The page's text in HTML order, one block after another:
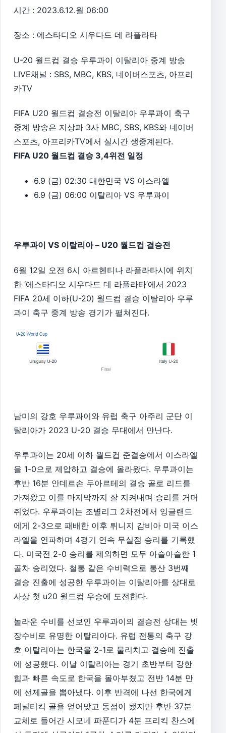
시간 : 2023.6.12.월 06:00
장소 : 에스타디오 시우다드 데 라플라타
U-20 월드컵 결승 우루과이 이탈리아 중계 방송
LIVE채널 : SBS, MBC, KBS, 네이버스포츠, 아프리
카TV
FIFA U20 월드컵 결승전 이탈리아 우루과이 축구
중계 방송은 지상파 3사 MBC, SBS, KBS와 네이버
스포츠, 아프리카TV에서 실시간 생중계된다.
FIFA U20 월드컵 결승 3,4위전 일정
6.9 (금) 02:30 대한민국 VS 이스라엘
6.9 (금) 06:00 이탈리아 VS 우루과이
우루과이 VS 이탈리아 – U20 월드컵 결승전
6월 12일 오전 6시 아르헨티나 라플라타시에 위치
한 ‘에스타디오 시우다드 데 라플라타’에서 2023
FIFA 20세 이하(U-20) 월드컵 결승 이탈리아 우루
과이 축구 중계 방송 경기가 펼쳐진다.
남미의 강호 우루과이와 유럽 축구 아주리 군단 이
탈리아가 2023 U-20 결승 무대에서 만난다.
우루과이는 20세 이하 월드컵 준결승에서 이스라엘
을 1-0으로 제압하고 결승에 올라왔다. 우루과이는
후반 16분 안데르손 두아르테의 결승 골로 리드를
가져왔고 이를 마지막까지 잘 지켜내며 승리를 거머
쥐었다. 우루과이는 조별리그 2차전에서 잉글랜드
에게 2-3으로 패배한 이후 튀니지 감비아 미국 이스
라엘을 연파하며 4경기 연속 무실점 승리를 기록했
다. 미국전 2-0 승리를 제외하면 모두 아슬아슬한 1
골차 승리였다. 철통 같은 수비력으로 통산 3번째
결승 진출에 성공한 우루과이는 이탈리아를 상대로
사상 첫 u20 월드컵 우승에 도전한다.
놀라운 수비를 선보인 우루과이의 결승전 상대는 빗
장수비로 유명한 이탈리아다. 유럽 전통의 축구 강
호 이탈리아는 한국을 2-1로 물리치고 결승에 진출
에 성공했다. 이날 이탈리아는 경기 초반부터 강한
힘과 빠른 속도로 한국을 몰아부쳤고 전반 14분 만
에 선제골을 뽑아냈다. 이후 반격에 나선 한국에게
페널티킥 골을 얻어맞고 동점이 됐지만 후반 37분
교체로 들어간 시모네 파푼디가 4분 프리킥 찬스에